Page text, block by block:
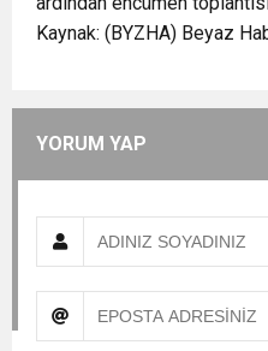
Kaynak: (BYZHA) Beyaz
YORUM YAP